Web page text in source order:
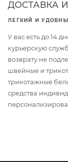
ДОСТАВКА
ЛЕГКИЙ И
У вас есть до 14
курьерскую
возврату не
швейные и
трикотажные
средства